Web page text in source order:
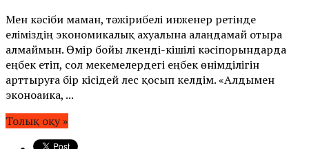
Мен кәсіби маман, тәжірибелі инженер ретінде
еліміздің экономикалық ахуалына алаңдамай отыра
алмаймын. Өмір бойы үлкенді-кішілі кәсіпорындарда
еңбек етіп, сол мекемелердегі еңбек өнімділігін
арттыруға бір кісідей үлес қосып келдім. «Алдымен
эконоаика, ...
Толық оқу »